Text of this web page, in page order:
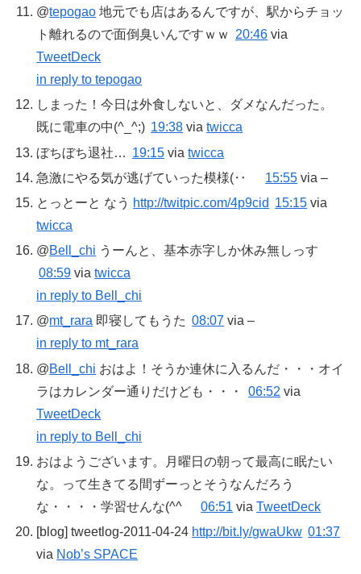
@tepogao 地元でも店はあるんですが、駅からチョッ
ト離れるので面倒臭いんですｗｗ
20:46 via
TweetDeck
in reply to tepogao
しまった！今日は外食しないと、ダメなんだった。
既に電車の中(^_^;) 19:38 viatwicca
ぼちぼち退社… 19:15 viatwicca
急激にやる気が逃げていった模様(‥ゞ
15:55 via –
とっとーと なう http://twitpic.com/4p9cid 15:15 via
twicca
@Bell_chi うーんと、基本赤字しか休み無しっす
08:59 viatwicca
in reply to Bell_chi
@mt_rara 即寝してもうた 08:07 via –
in reply to mt_rara
@Bell_chi おはよ！そうか連休に入るんだ・・・オイ
ラはカレンダー通りだけども・・・
06:52 via
TweetDeck
in reply to Bell_chi
おはようございます。月曜日の朝って最高に眠たい
な。って生きてる間ずーっとそうなんだろう
な・・・・学習せんな(^^ゞ
06:51 viaTweetDeck
[blog] tweetlog-2011-04-24 http://bit.ly/gwaUkw 01:37
via Nob’s SPACE